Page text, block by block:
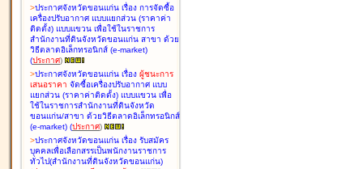
>ประกาศจังหวัดขอนแก่น เรื่อง การจัดซื้อ
เครื่องปรับอากาศ แบบแยกส่วน (ราคาค่า
ติดตั้ง) แบบแขวน เพื่อใช้ในราชการ
สำนักงานที่ดินจังหวัดขอนแก่น สาขา ด้วย
วิธีตลาดอิเล็กทรอนิกส์ (e-market)
(ประกาศ)
>ประกาศจังหวัดขอนแก่น เรื่อง ผู้ชนะการ
เสนอราคา จัดซื้อเครื่องปรับอากาศ แบบ
แยกส่วน (ราคาค่าติดตั้ง) แบบแขวน เพื่อ
ใช้ในราชการสำนักงานที่ดินจังหวัด
ขอนแก่น/สาขา ด้วยวิธีตลาดอิเล็กทรอนิกส์
(e-market) (ประกาศ)
>ประกาศจังหวัดขอนแก่น เรื่อง รับสมัคร
บุคคลเพื่อเลือกสรรเป็นพนักงานราชการ
ทั่วไป(สำนักงานที่ดินจังหวัดขอนแก่น)